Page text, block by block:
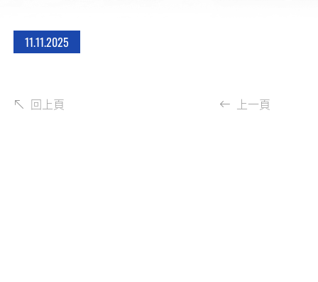
11.112025
回上頁 上一頁